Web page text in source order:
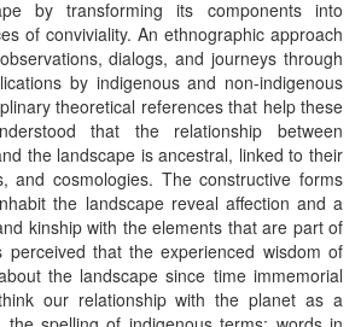
by transforming its components into
of conviviality. An ethnographic approach
dialogs, and journeys through
by indigenous and non-indigenous
theoretical references that help these
that the relationship between
the landscape is ancestral, linked to their
and cosmologies. The constructive forms
the landscape reveal affection and a
kinship with the elements that are part of
that the experienced wisdom of
the landscape since time immemorial
our relationship with the planet as a